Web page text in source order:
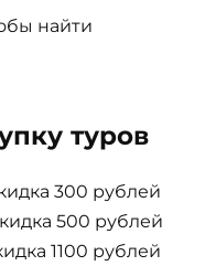
найти
туров
300 рублей
500 рублей
1100 рублей